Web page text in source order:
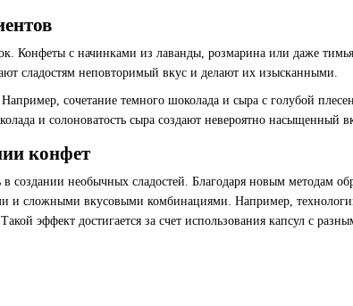
Конфеты с начинками из лаванды, розмарина или даже
сладостям неповторимый вкус и делают их изысканными.
сочетание темного шоколада и сыра с голубой
и солоноватость сыра создают невероятно насыщенный
конфет
создании необычных сладостей. Благодаря новым методам
и сложными вкусовыми комбинациями. Например,
эффект достигается за счет использования капсул с